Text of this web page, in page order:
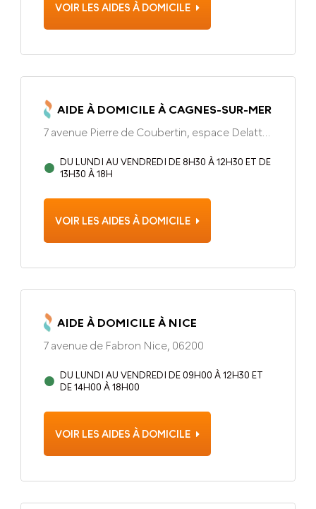
VOIR LES AIDES À DOMICILE
AIDE À DOMICILE À CAGNES-SUR-MER
7 avenue Pierre de Coubertin, espace Delattre
DU LUNDI AU VENDREDI DE 8H30 À 12H30 ET DE
13H30 À 18H
VOIR LES AIDES À DOMICILE
AIDE À DOMICILE À NICE
7 avenue de Fabron Nice, 06200
DU LUNDI AU VENDREDI DE 09H00 À 12H30 ET
DE 14H00 À 18H00
VOIR LES AIDES À DOMICILE